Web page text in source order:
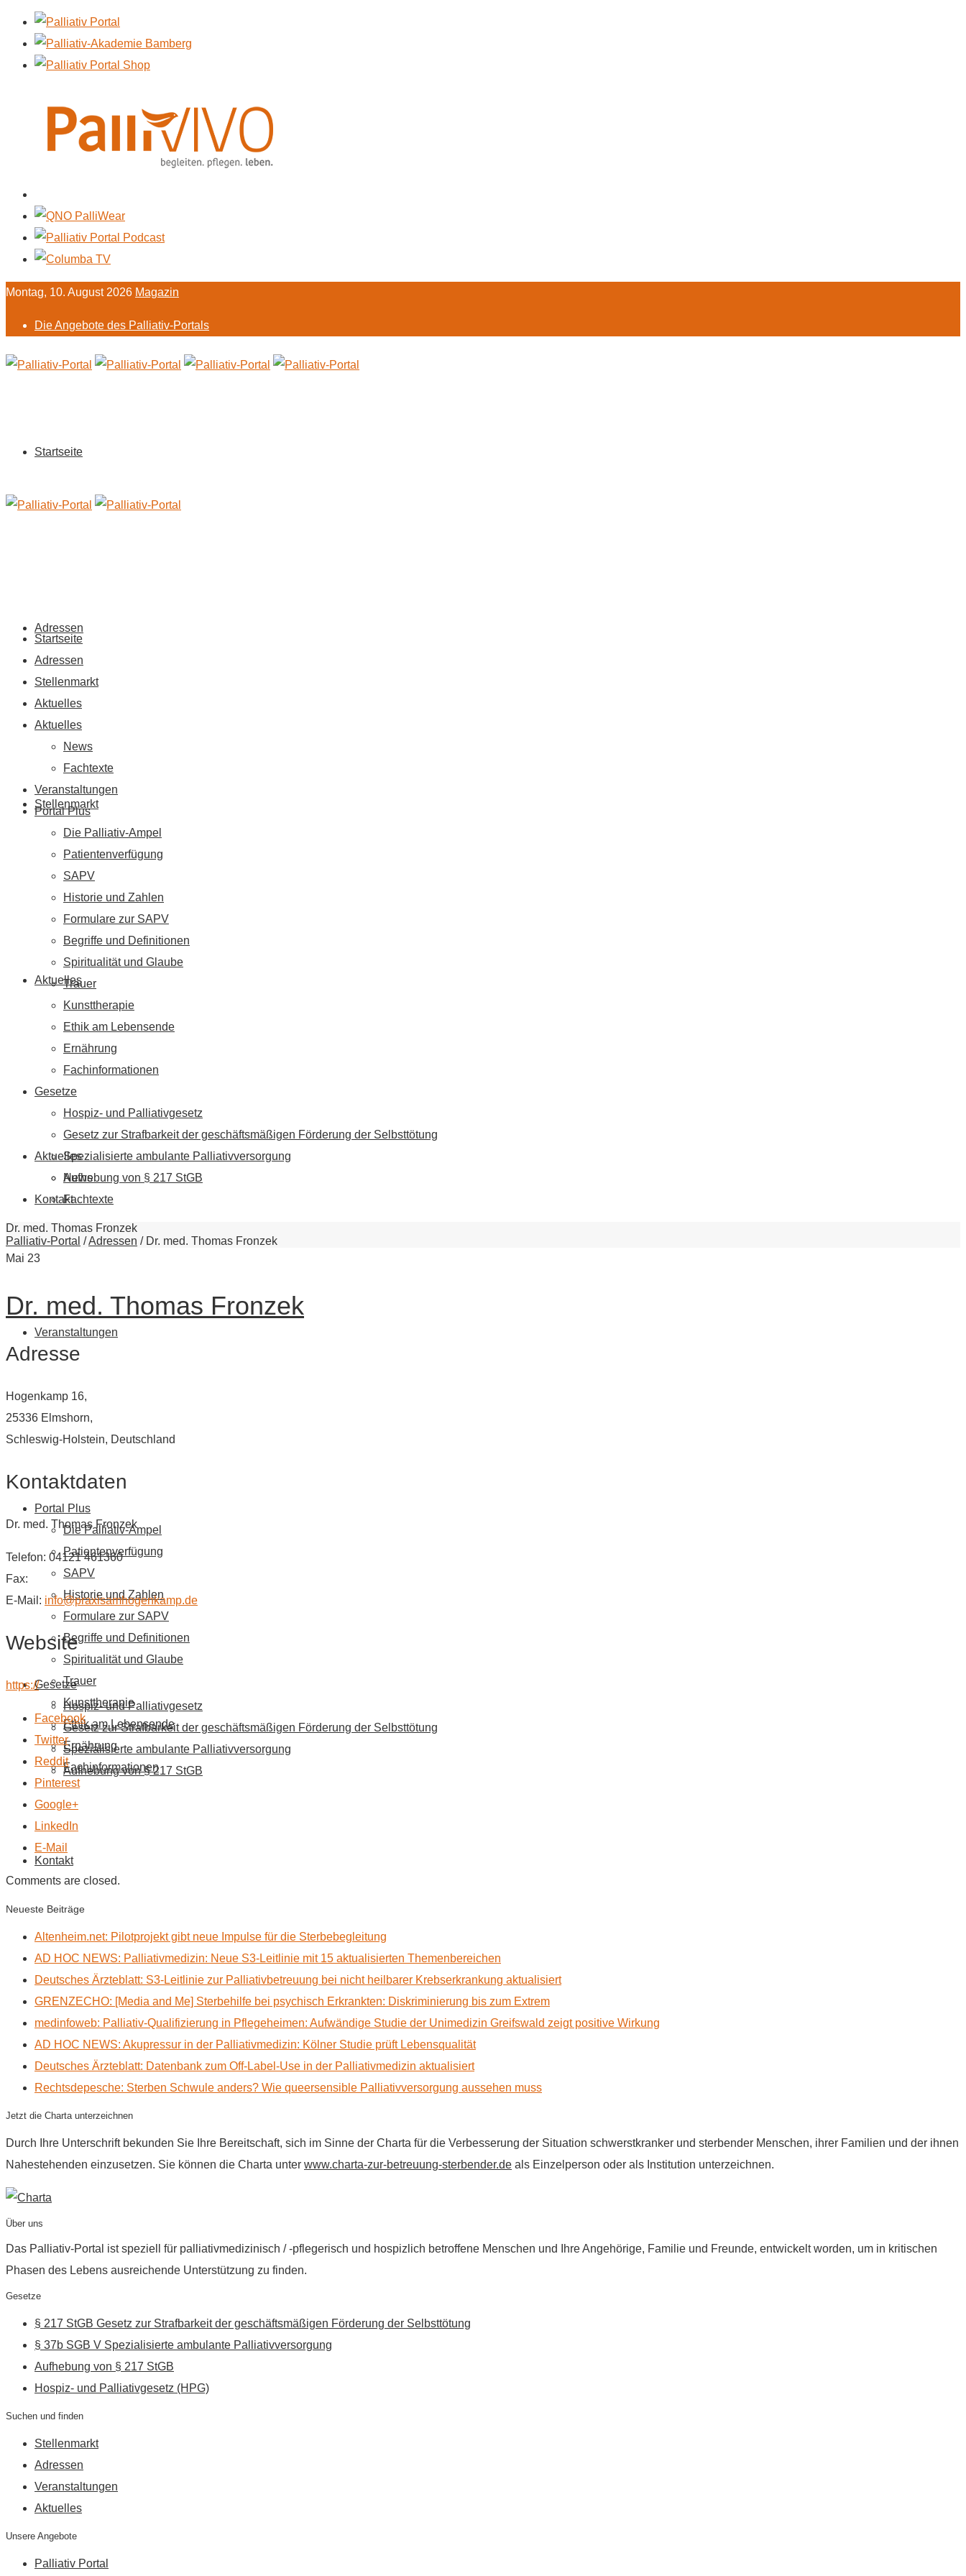
Montag, 10. August 2026 Magazin
Die Angebote des Palliativ-Portals
Startseite
Adressen
Stellenmarkt
Aktuelles
Aktuelles
News
Fachtexte
Veranstaltungen
Portal Plus
Die Palliativ-Ampel
Patientenverfügung
SAPV
Historie und Zahlen
Formulare zur SAPV
Begriffe und Definitionen
Spiritualität und Glaube
Trauer
Kunsttherapie
Ethik am Lebensende
Ernährung
Fachinformationen
Gesetze
Hospiz- und Palliativgesetz
Gesetz zur Strafbarkeit der geschäftsmäßigen Förderung der Selbsttötung
Spezialisierte ambulante Palliativversorgung
Aufhebung von § 217 StGB
Kontakt
Startseite
Adressen
Stellenmarkt
Aktuelles
Aktuelles
News
Fachtexte
Veranstaltungen
Portal Plus
Die Palliativ-Ampel
Patientenverfügung
SAPV
Historie und Zahlen
Formulare zur SAPV
Begriffe und Definitionen
Spiritualität und Glaube
Trauer
Kunsttherapie
Ethik am Lebensende
Ernährung
Fachinformationen
Gesetze
Hospiz- und Palliativgesetz
Gesetz zur Strafbarkeit der geschäftsmäßigen Förderung der Selbsttötung
Spezialisierte ambulante Palliativversorgung
Aufhebung von § 217 StGB
Kontakt
Dr. med. Thomas Fronzek
Palliativ-Portal /Adressen / Dr. med. Thomas Fronzek
Mai 23
Dr. med. Thomas Fronzek
Adresse
Hogenkamp 16,
25336 Elmshorn,
Schleswig-Holstein, Deutschland
Kontaktdaten
Dr. med. Thomas Fronzek
Telefon: 04121 461360
Fax:
E-Mail: info@praxisamhogenkamp.de
Website
https://
Facebook
Twitter
Reddit
Pinterest
Google+
LinkedIn
E-Mail
Comments are closed.
Neueste Beiträge
Altenheim.net: Pilotprojekt gibt neue Impulse für die Sterbebegleitung
AD HOC NEWS: Palliativmedizin: Neue S3-Leitlinie mit 15 aktualisierten Themenbereichen
Deutsches Ärzteblatt: S3-Leitlinie zur Palliativbetreuung bei nicht heilbarer Krebserkrankung aktualisiert
GRENZECHO: [Media and Me] Sterbehilfe bei psychisch Erkrankten: Diskriminierung bis zum Extrem
medinfoweb: Palliativ-Qualifizierung in Pflegeheimen: Aufwändige Studie der Unimedizin Greifswald zeigt positive Wirkung
AD HOC NEWS: Akupressur in der Palliativmedizin: Kölner Studie prüft Lebensqualität
Deutsches Ärzteblatt: Datenbank zum Off-Label-Use in der Palliativmedizin aktualisiert
Rechtsdepesche: Sterben Schwule anders? Wie queersensible Palliativversorgung aussehen muss
Jetzt die Charta unterzeichnen
Durch Ihre Unterschrift bekunden Sie Ihre Bereitschaft, sich im Sinne der Charta für die Verbesserung der Situation schwerstkranker und sterbender Menschen, ihrer Familien und der ihnen
Nahestehenden einzusetzen. Sie können die Charta unter www.charta-zur-betreuung-sterbender.de als Einzelperson oder als Institution unterzeichnen.
Über uns
Das Palliativ-Portal ist speziell für palliativmedizinisch / -pflegerisch und hospizlich betroffene Menschen und Ihre Angehörige, Familie und Freunde, entwickelt worden, um in kritischen
Phasen des Lebens ausreichende Unterstützung zu finden.
Gesetze
§ 217 StGB Gesetz zur Strafbarkeit der geschäftsmäßigen Förderung der Selbsttötung
§ 37b SGB V Spezialisierte ambulante Palliativversorgung
Aufhebung von § 217 StGB
Hospiz- und Palliativgesetz (HPG)
Suchen und finden
Stellenmarkt
Adressen
Veranstaltungen
Aktuelles
Unsere Angebote
Palliativ Portal